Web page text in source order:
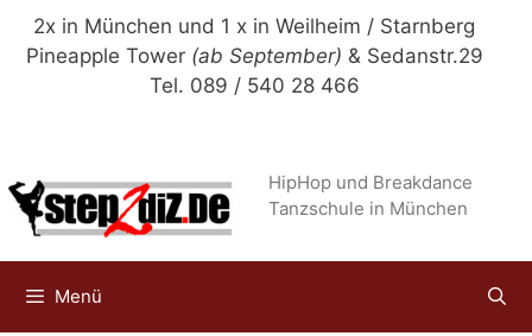
Zum
Inhalt
2x in München und 1 x in Weilheim / Starnberg
Pineapple Tower (ab September) & Sedanstr.29
Tel. 089 / 540 28 466
HipHop und Breakdance
Tanzschule in München
Menü